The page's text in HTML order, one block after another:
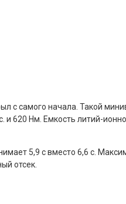
с самого начала. Такой
620 Нм. Емкость литий-
5,9 с вместо 6,6 с.
отсек.